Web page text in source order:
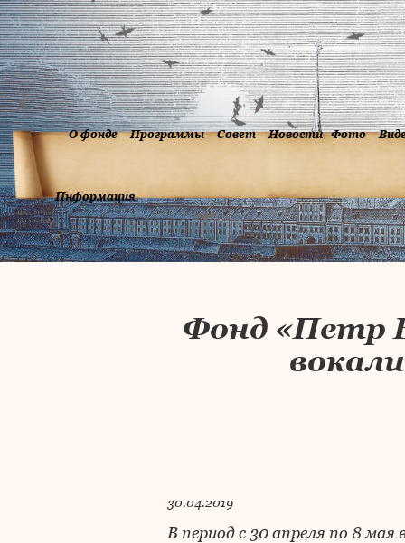
О фонде Программы Совет Новости Фото
Информация
Фонд «Петр
30.04.2019
В период с 30 апреля по 8